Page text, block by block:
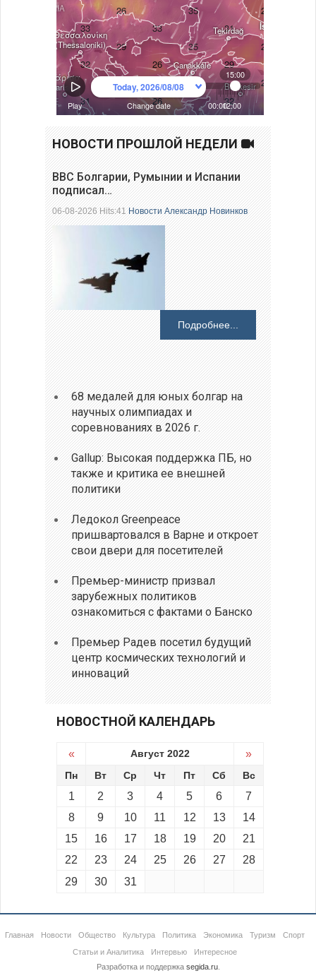
НОВОСТИ ПРОШЛОЙ НЕДЕЛИ
ВВС Болгарии, Румынии и Испании
подписал…
06-08-2026 Hits:41Новости Александр Новинков
Подробнее...
68 медалей для юных болгар на
научных олимпиадах и
соревнованиях в 2026 г.
Gallup: Высокая поддержка ПБ, но
также и критика ее внешней
политики
Ледокол Greenpeace
пришвартовался в Варне и откроет
свои двери для посетителей
Премьер-министр призвал
зарубежных политиков
ознакомиться с фактами о Банско
Премьер Радев посетил будущий
центр космических технологий и
инноваций
НОВОСТНОЙ КАЛЕНДАРЬ
« Август 2022 »
Пн Вт Ср Чт Пт Сб Вс
1 2 3 4 5 6
7
8
9 10 11 12 13
14
15
16 17 18 19 20
21
22
23 24 25 26 27
28
29
30 31
Главная Новости Общество Культура Политика Экономика Туризм
Спорт
Статьи и Аналитика
Интервью
Интересное
Разработка и поддержка segida.ru.